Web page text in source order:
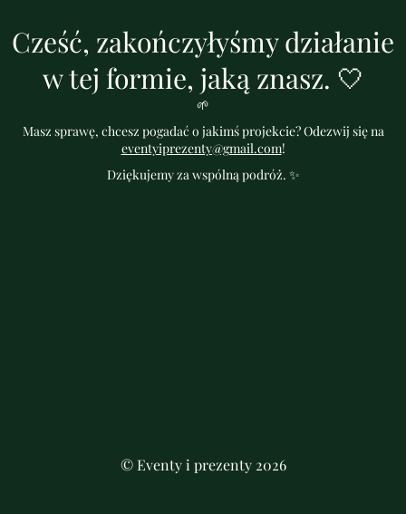
Cześć, zakończyłyśmy działanie
w tej formie, jaką znasz. 🤍
🌱
Masz sprawę, chcesz pogadać o jakimś projekcie? Odezwij się na
eventyiprezenty@gmail.com!
Dziękujemy za wspólną podróż. ✨
© Eventy i prezenty 2026